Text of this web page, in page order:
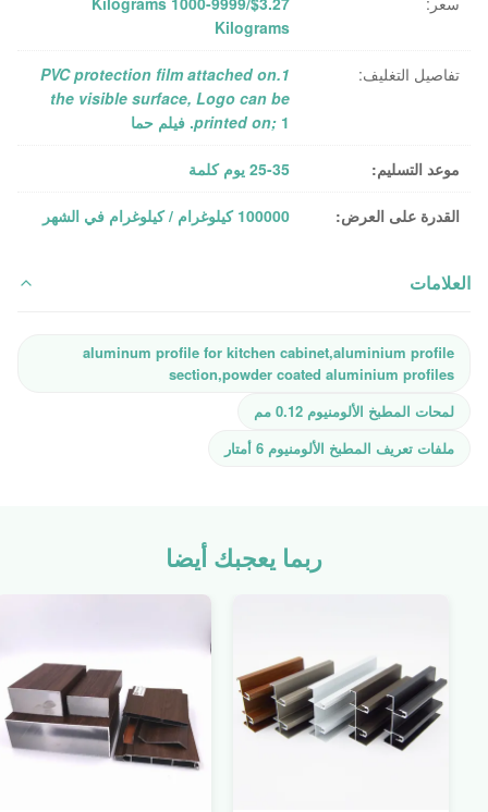
Kilograms
تفاصيل التغليف:
1.PVC protection film attached on
the visible surface, Logo can be
printed on; 1. فيلم حما
موعد التسليم: 25-35 يوم كلمة
القدرة على العرض: 100000 كيلوغرام / كيلوغرام في الشهر
العلامات
aluminum profile for kitchen cabinet,aluminium profile
section,powder coated aluminium profiles
لمحات المطبخ الألومنيوم 0.12 مم
ملفات تعريف المطبخ الألومنيوم 6 أمتار
ربما يعجبك أيضا